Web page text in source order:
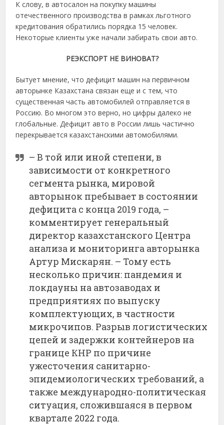
К слову, в автосалон на покупку машины
отечественного производства в рамках льготного
кредитования обратились порядка 15 человек.
Некоторые клиенты уже начали забирать свои авто.
РЕЭКСПОРТ НЕ ВИНОВАТ?
Бытует мнение, что дефицит машин на первичном
авторынке Казахстана связан еще и с тем, что
существенная часть автомобилей отправляется в
Россию. Во многом это верно, но цифры далеко не
глобальные. Дефицит авто в России лишь частично
перекрывается казахстанскими автомобилями.
– В той или иной степени, в
зависимости от конкретного
сегмента рынка, мировой
авторынок пребывает в состоянии
дефицита с конца 2019 года, –
комментирует генеральный
директор казахстанского Центра
анализа и мониторинга авторынка
Артур Мискарян. – Тому есть
несколько причин: пандемия и
локдауны на автозаводах и
предприятиях по выпуску
комплектующих, в частности
микрочипов. Разрыв логистических
цепей и задержки контейнеров на
границе КНР по причине
ужесточения санитарно-
эпидемиологических требований, а
также международно-политическая
ситуация, сложившаяся в первом
квартале 2022 года.